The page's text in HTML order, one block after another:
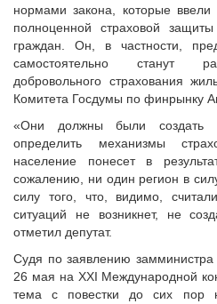
СМИ о нас
МЕТОДИЧЕСКИЙ РАЗДЕЛ
Опыт регионов
Методические материалы
Опыт муниципалитетов
Судебная практика
Мнение специалиста
Конкурсы Совета
Семинары Совета
Издания Совета
Вопрос-ответ
ВАРМСУ
нормами закона, которые
полноценной страховой
граждан. Он, в частности,
самостоятельно станут
добровольного страхования
Комитета Госдумы по финрынку
«Они должны были создать
определить механизмы
население понесет в
сожалению, ни один регион в
силу того, что, видимо,
ситуаций не возникнет, не
отметил депутат.
Судя по заявлению
26 мая на XXI Международной
тема с повестки до сих пор